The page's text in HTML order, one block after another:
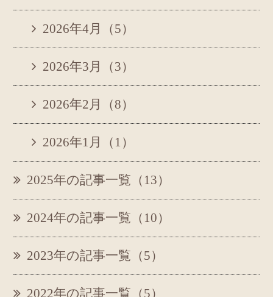
2026年4月（5）
2026年3月（3）
2026年2月（8）
2026年1月（1）
2025年の記事一覧（13）
2024年の記事一覧（10）
2023年の記事一覧（5）
2022年の記事一覧（5）